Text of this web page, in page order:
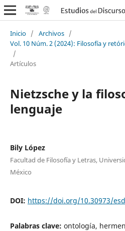
Inicio / Archivos /
Vol. 10 Núm. 2 (2024): Filosofía y
/
Artículos
Nietzsche y la
lenguaje
Bily López
Facultad de Filosofía y Letras,
México
DOI: https://doi.org/10.30973/
Palabras clave: ontología,